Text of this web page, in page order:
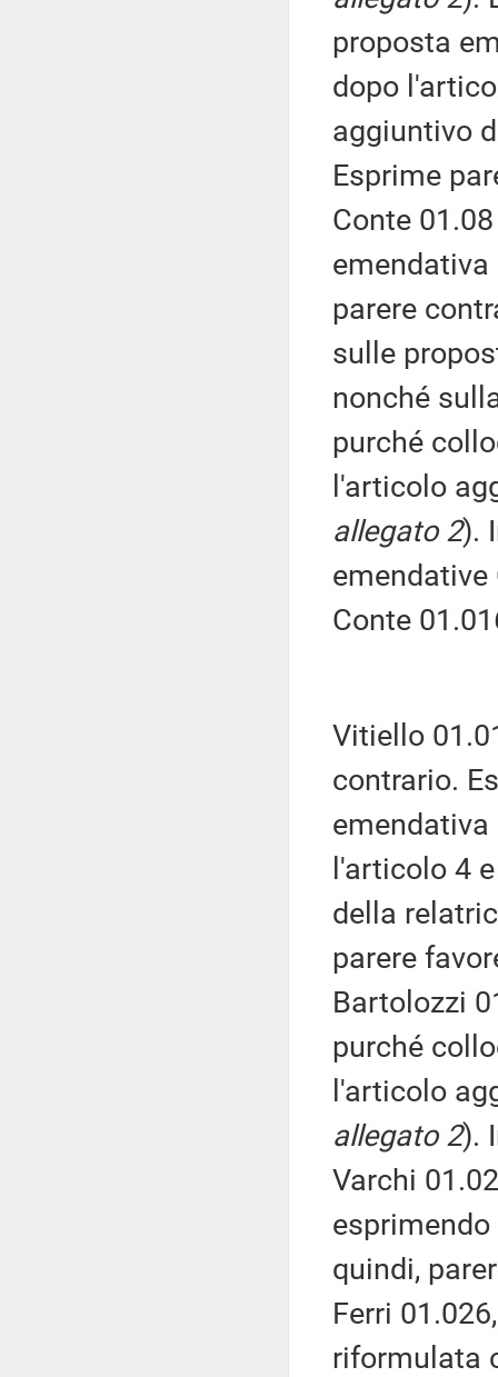
proposta
dopo
aggiuntivo
Esprime
Conte
parere
sulle
nonché
purché
l'articolo
allegato 2).
emendative
Conte
Vitiello
contrario.
emendativa
l'articolo 4
della
parere
Bartolozzi
purché
l'articolo
allegato 2).
Varchi
quindi,
Ferri
riformulata